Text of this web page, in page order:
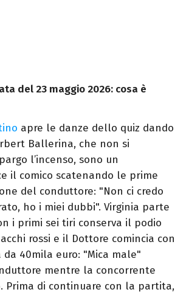
del 23 maggio 2026: cosa è
apre le danze dello quiz dando
Ballerina, che non si
l’incenso, sono un
il comico scatenando le prime
del conduttore: "Non ci credo
ho i miei dubbi". Virginia parte
i primi sei tiri conserva il podio
rossi e il Dottore comincia con
40mila euro: "Mica male"
mentre la concorrente
Prima di continuare con la partita,